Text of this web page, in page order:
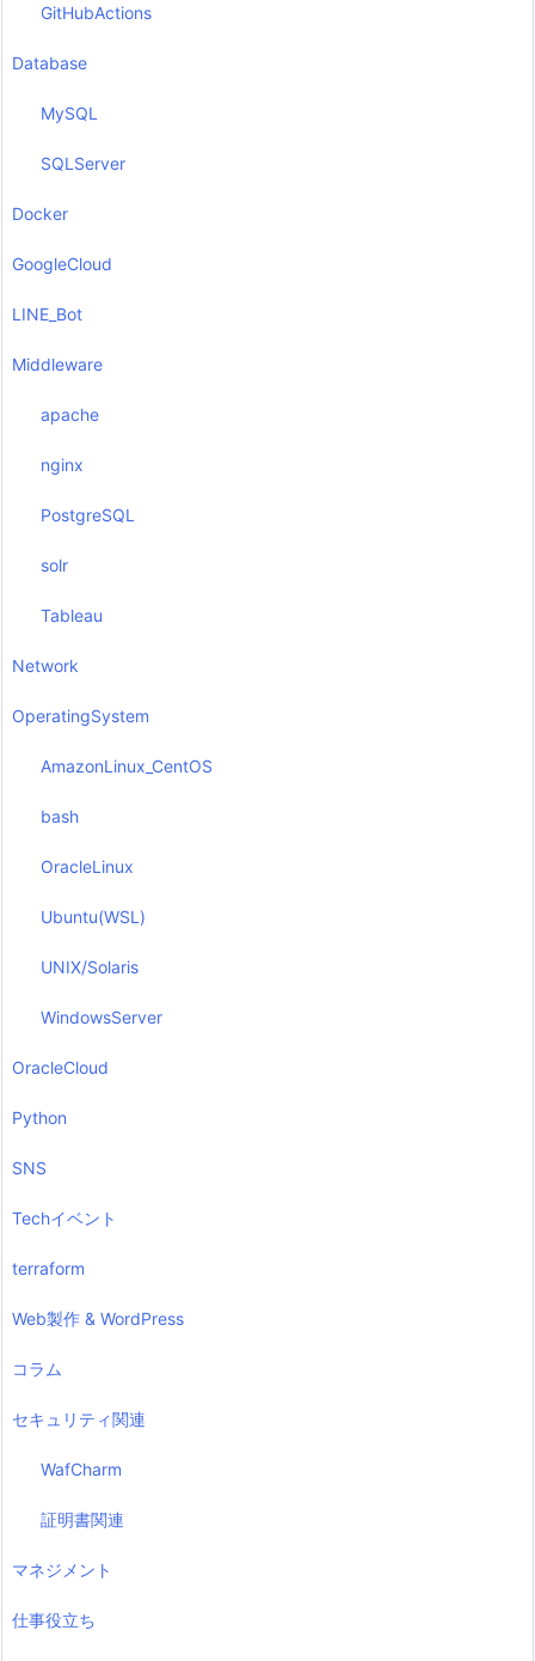
GitHubActions
Database
MySQL
SQLServer
Docker
GoogleCloud
LINE_Bot
Middleware
apache
nginx
PostgreSQL
solr
Tableau
Network
OperatingSystem
AmazonLinux_CentOS
bash
OracleLinux
Ubuntu(WSL)
UNIX/Solaris
WindowsServer
OracleCloud
Python
SNS
Techイベント
terraform
Web製作 & WordPress
コラム
セキュリティ関連
WafCharm
証明書関連
マネジメント
仕事役立ち